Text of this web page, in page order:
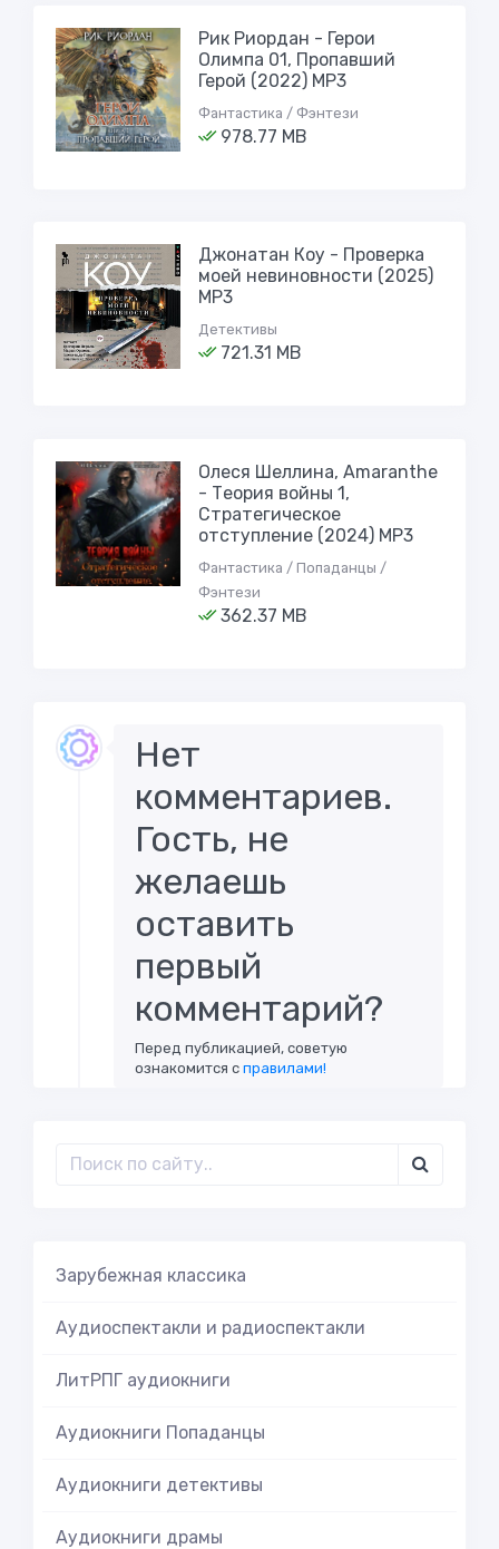
Рик Риордан - Герои
Олимпа 01, Пропавший
Герой (2022) МР3
Фантастика / Фэнтези
978.77 MB
Джонатан Коу - Проверка
моей невиновности (2025)
MP3
Детективы
721.31 MB
Олеся Шеллина, Amaranthe
- Теория войны 1,
Стратегическое
отступление (2024) МР3
Фантастика / Попаданцы /
Фэнтези
362.37 MB
Нет
комментариев.
Гость, не
желаешь
оставить
первый
комментарий?
Перед публикацией, советую
ознакомится справилами!
Зарубежная классика
Аудиоспектакли и радиоспектакли
ЛитРПГ аудиокниги
Аудиокниги Попаданцы
Аудиокниги детективы
Аудиокниги драмы